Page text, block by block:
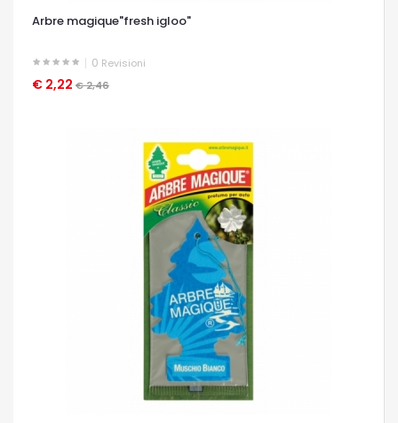
Arbre magique"fresh igloo"
0 Revisioni
€ 2,22 € 2,46
OCCHIATA VELOCE